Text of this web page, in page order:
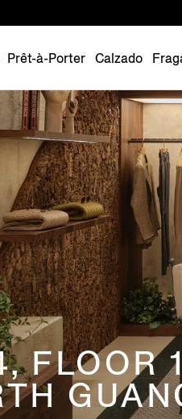
Prêt-à-Porter Calzado
FLOOR